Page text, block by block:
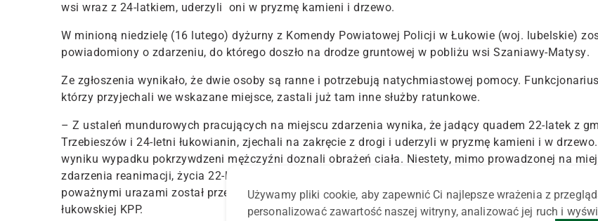
wsi wraz z 24-latkiem, uderzyli oni w pryzmę kamieni i drzewo.
W minioną niedzielę (16 lutego) dyżurny z Komendy Powiatowej Policji w Łukowie (woj. lubelskie)
powiadomiony o zdarzeniu, do którego doszło na drodze gruntowej w pobliżu wsi Szaniawy-Matysy.
Ze zgłoszenia wynikało, że dwie osoby są ranne i potrzebują natychmiastowej pomocy.
którzy przyjechali we wskazane miejsce, zastali już tam inne służby ratunkowe.
– Z ustaleń mundurowych pracujących na miejscu zdarzenia wynika, że jadący quadem 22-latek z
Trzebieszów i 24-letni łukowianin, zjechali na zakręcie z drogi i uderzyli w pryzmę kamieni i w drzewo
wyniku wypadku pokrzywdzeni mężczyźni doznali obrażeń ciała. Niestety, mimo prowadzonej na
zdarzenia reanimacji, życia 22-latka nie udało się uratować
poważnymi urazami został przewieziony do szpitala – relacjonuje asp. szt. Marcin Józwik, oficer
łukowskiej KPP.
Używamy pliki cookie, aby zapewnić Ci najlepsze wrażenia z
personalizować zawartość naszej witryny, analizować jej ruch i